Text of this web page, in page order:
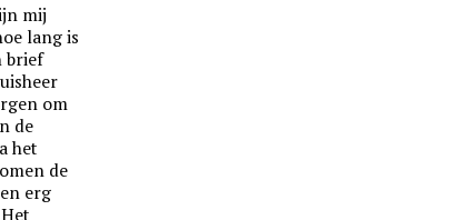
mij
lang is
brief
om
de
het
de
erg